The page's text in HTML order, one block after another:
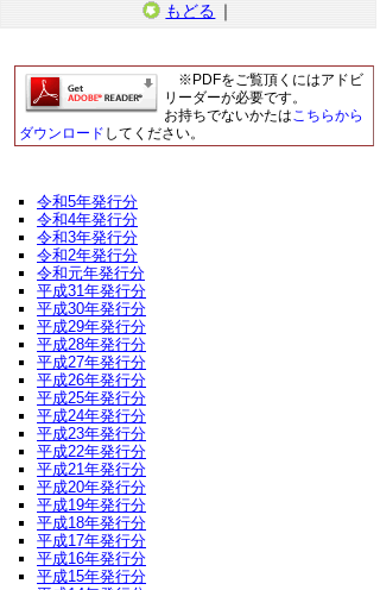
もどる ｜
※PDFをご覧頂くにはアドビ
リーダーが必要です。
お持ちでないかたはこちらから
ダウンロード してください。
令和5年発行分
令和4年発行分
令和3年発行分
令和2年発行分
令和元年発行分
平成31年発行分
平成30年発行分
平成29年発行分
平成28年発行分
平成27年発行分
平成26年発行分
平成25年発行分
平成24年発行分
平成23年発行分
平成22年発行分
平成21年発行分
平成20年発行分
平成19年発行分
平成18年発行分
平成17年発行分
平成16年発行分
平成15年発行分